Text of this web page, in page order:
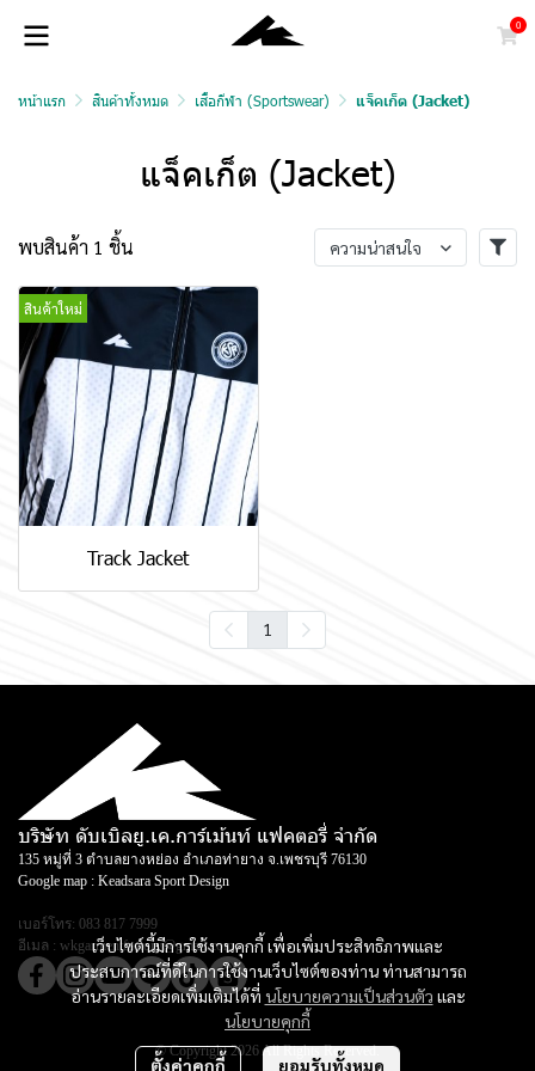
0
หน้าแรก สินค้าทั้งหมด เสื้อกีฬา (Sportswear) แจ็คเก็ต (Jacket)
แจ็คเก็ต (Jacket)
พบสินค้า 1 ชิ้น ความน่าสนใจ
สินค้าใหม่
Track Jacket
1
เว็บไซต์นี้มีการใช้งานคุกกี้ เพื่อเพิ่มประสิทธิภาพและ
ประสบการณ์ที่ดีในการใช้งานเว็บไซต์ของท่าน ท่านสามารถ
อ่านรายละเอียดเพิ่มเติมได้ที่ นโยบายความเป็นส่วนตัว และ
นโยบายคุกกี้
ตั้งค่าคุกกี้ ยอมรับทั้งหมด
บริษัท ดับเบิลยู.เค.การ์เม้นท์ แฟคตอรี่ จำกัด
135 หมู่ที่ 3 ตำบลยางหย่อง อำเภอท่ายาง จ.เพชรบุรี 76130
Google map : Keadsara Sport Design
เบอร์โทร: 083 817 7999
อีเมล : wkgarmentfactory@gmail.com
© Copyright 2026 All Rights Reserved.